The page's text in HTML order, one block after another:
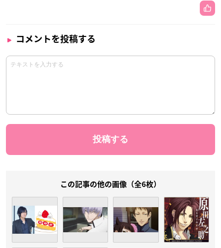
コメントを投稿する
この記事の他の画像（全6枚）